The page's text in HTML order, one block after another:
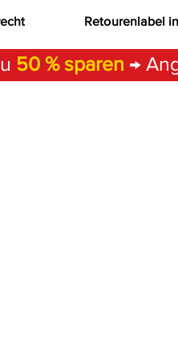
Retourenlabel
50 % sparen →